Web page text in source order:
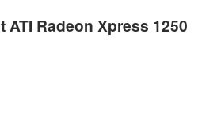
Radeon Xpress 1250